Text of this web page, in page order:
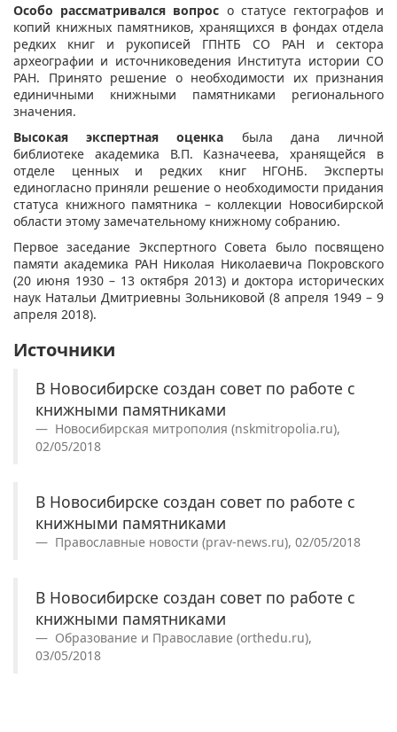
Особо рассматривался вопрос о статусе гектографов и
копий книжных памятников, хранящихся в фондах отдела
редких книг и рукописей ГПНТБ СО РАН и сектора
археографии и источниковедения Института истории СО
РАН. Принято решение о необходимости их признания
единичными книжными памятниками регионального
значения.
Высокая экспертная оценка была дана личной
библиотеке академика В.П. Казначеева, хранящейся в
отделе ценных и редких книг НГОНБ. Эксперты
единогласно приняли решение о необходимости придания
статуса книжного памятника – коллекции Новосибирской
области этому замечательному книжному собранию.
Первое заседание Экспертного Совета было посвящено
памяти академика РАН Николая Николаевича Покровского
(20 июня 1930 – 13 октября 2013) и доктора исторических
наук Натальи Дмитриевны Зольниковой (8 апреля 1949 – 9
апреля 2018).
Источники
В Новосибирске создан совет по работе с
книжными памятниками
Новосибирская митрополия (nskmitropolia.ru),
02/05/2018
В Новосибирске создан совет по работе с
книжными памятниками
Православные новости (prav-news.ru), 02/05/2018
В Новосибирске создан совет по работе с
книжными памятниками
Образование и Православие (orthedu.ru),
03/05/2018